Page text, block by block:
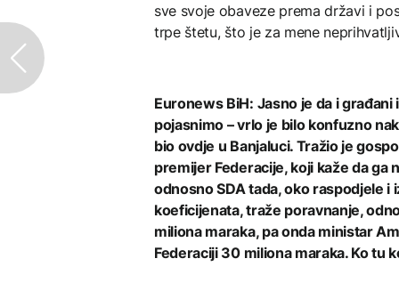
sve svoje obaveze prema državi i
trpe štetu, što je za mene
Euronews BiH: Jasno je da i
pojasnimo – vrlo je bilo konfuzno
bio ovdje u Banjaluci. Tražio je
premijer Federacije, koji kaže da ga
odnosno SDA tada, oko raspodjele
koeficijenata, traže poravnanje,
miliona maraka, pa onda ministar
Federaciji 30 miliona maraka. Ko tu